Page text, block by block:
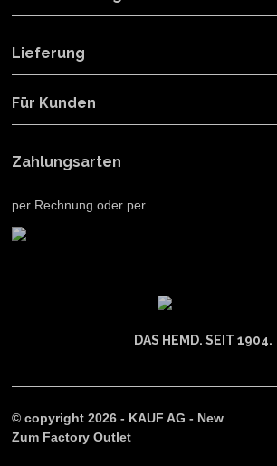
Lieferung
Für Kunden
Zahlungsarten
per Rechnung oder per
DAS HEMD. SEIT 1904.
© copyright 2026 - KAUF AG - New
Zum Factory Outlet